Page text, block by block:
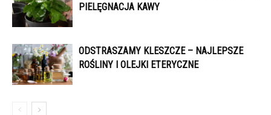
PIELĘGNACJA KAWY
ODSTRASZAMY KLESZCZE – NAJLEPSZE
ROŚLINY I OLEJKI ETERYCZNE